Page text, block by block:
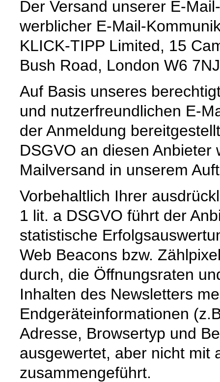
Der Versand unserer E-
werblicher E-Mail-
KLICK-TIPP Limited, 15
Bush Road, London W6
Auf Basis unseres
und nutzerfreundlichen E-
der Anmeldung
DSGVO an diesen Anbieter
Mailversand in unserem
Vorbehaltlich Ihrer
1 lit. a DSGVO führt der
statistische
Web Beacons bzw.
durch, die Öffnungsraten
Inhalten des Newsletters
Endgeräteinformationen
Adresse, Browsertyp und
ausgewertet, aber nicht mit
zusammengeführt.